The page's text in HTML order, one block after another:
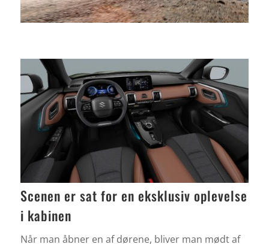
Scenen er sat for en eksklusiv oplevelse
i kabinen
Når man åbner en af dørene, bliver man mødt af